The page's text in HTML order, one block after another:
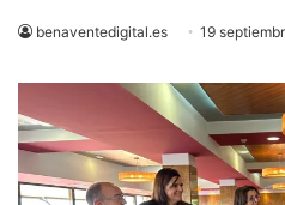
benaventedigital.es 19